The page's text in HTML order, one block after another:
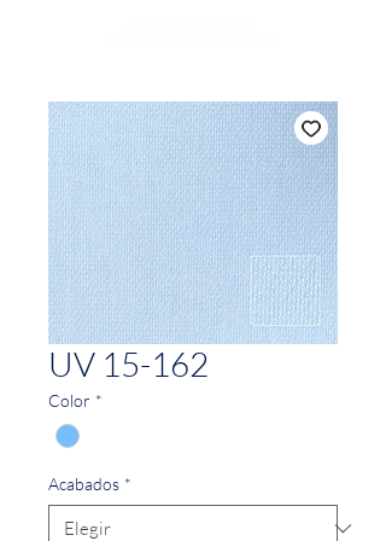
UV 15-162
Color *
Acabados *